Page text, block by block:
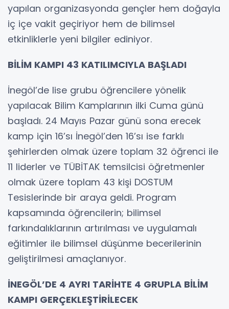
yapılan organizasyonda gençler hem doğayla
iç içe vakit geçiriyor hem de bilimsel
etkinliklerle yeni bilgiler ediniyor.
BİLİM KAMPI 43 KATILIMCIYLA BAŞLADI
İnegöl’de lise grubu öğrencilere yönelik
yapılacak Bilim Kamplarının ilki Cuma günü
başladı. 24 Mayıs Pazar günü sona erecek
kamp için 16’sı İnegöl’den 16’sı ise farklı
şehirlerden olmak üzere toplam 32 öğrenci ile
11 liderler ve TÜBİTAK temsilcisi öğretmenler
olmak üzere toplam 43 kişi DOSTUM
Tesislerinde bir araya geldi. Program
kapsamında öğrencilerin; bilimsel
farkındalıklarının artırılması ve uygulamalı
eğitimler ile bilimsel düşünme becerilerinin
geliştirilmesi amaçlanıyor.
İNEGÖL’DE 4 AYRI TARİHTE 4 GRUPLA BİLİM
KAMPI GERÇEKLEŞTİRİLECEK